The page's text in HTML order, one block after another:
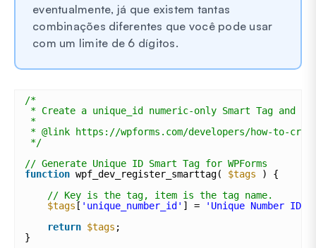
eventualmente, já que existem tantas
combinações diferentes que você pode usar
com um limite de 6 dígitos.
/*
* Create a unique_id numeric-only Smart Tag and
*
* @link https://wpforms.com/developers/how-to-
*/
// Generate Unique ID Smart Tag for WPForms
function wpf_dev_register_smarttag( $tags
) {
// Key is the tag, item is the tag name.
$tags [ 'unique_number_id' ] = 'Unique Number ID'
return $tags ;
}